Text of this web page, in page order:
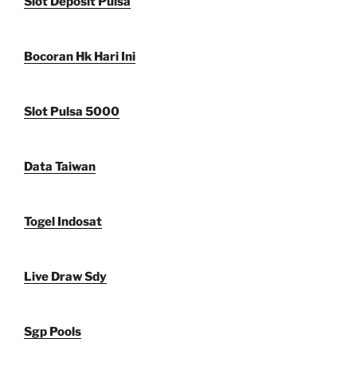
Bocoran Hk Hari Ini
Slot Pulsa 5000
Data Taiwan
Togel Indosat
Live Draw Sdy
Sgp Pools